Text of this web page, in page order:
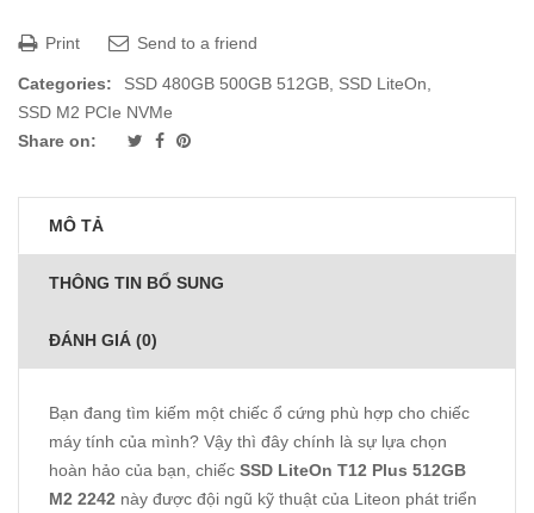
Print Send to a friend
Categories: SSD 480GB 500GB 512GB SSD LiteOn
SSD M2 PCIe NVMe
Share on:
MÔ TẢ
THÔNG TIN BỔ SUNG
ĐÁNH GIÁ (0)
Bạn đang tìm kiếm một chiếc ổ cứng phù hợp cho chiếc
máy tính của mình? Vậy thì đây chính là sự lựa chọn
hoàn hảo của bạn, chiếc SSD LiteOn T12 Plus 512GB
M2 2242 này được đội ngũ kỹ thuật của Liteon phát triển